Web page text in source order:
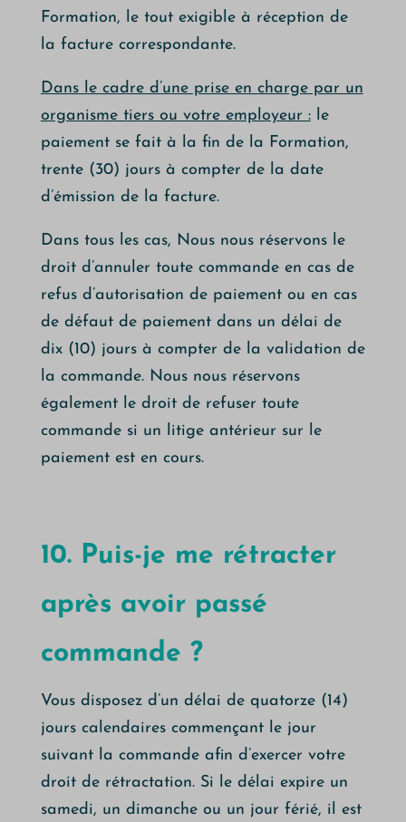
Formation, le tout exigible à réception de
la facture correspondante.
Dans le cadre d’une prise en charge par un
organisme tiers ou votre employeur :le
paiement se fait à la fin de la Formation,
trente (30) jours à compter de la date
d’émission de la facture.
Dans tous les cas, Nous nous réservons le
droit d’annuler toute commande en cas de
refus d’autorisation de paiement ou en cas
de défaut de paiement dans un délai de
dix (10) jours à compter de la validation de
la commande. Nous nous réservons
également le droit de refuser toute
commande si un litige antérieur sur le
paiement est en cours.
10. Puis-je me rétracter
après avoir passé
commande ?
Vous disposez d’un délai de quatorze (14)
jours calendaires commençant le jour
suivant la commande afin d’exercer votre
droit de rétractation. Si le délai expire un
samedi, un dimanche ou un jour férié, il est